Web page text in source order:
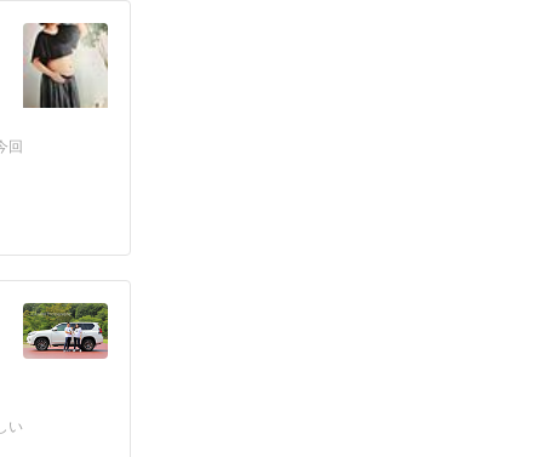
回
い